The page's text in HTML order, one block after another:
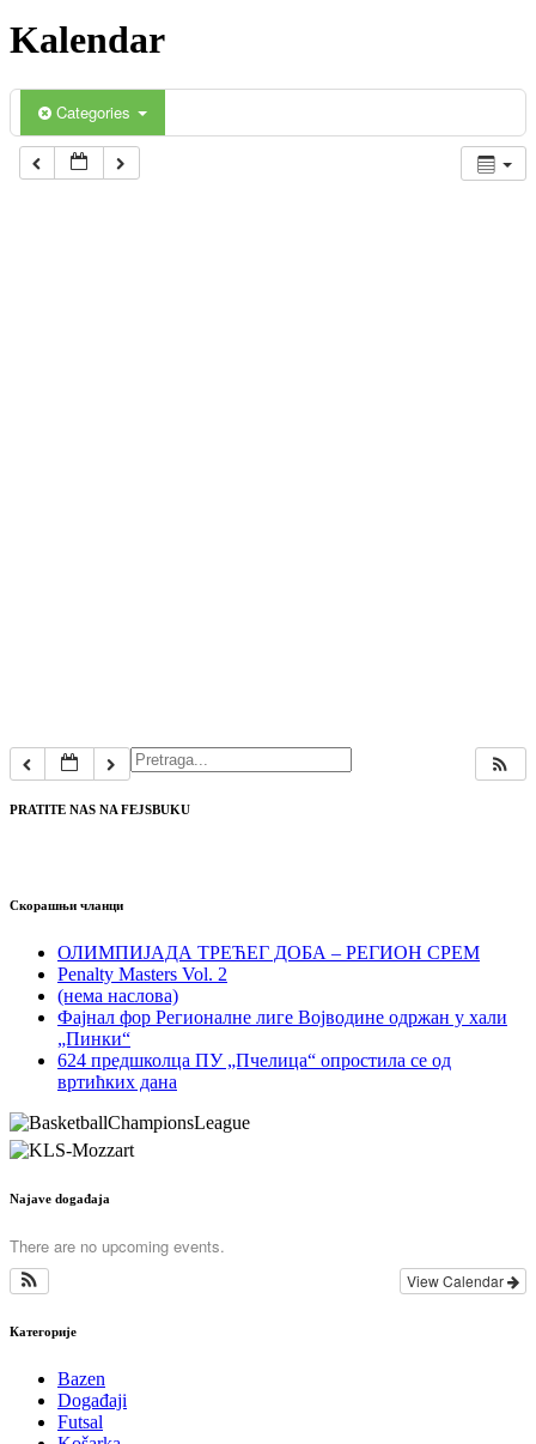
Kalendar
Categories
PRATITE NAS NA FEJSBUKU
Скорашњи чланци
ОЛИМПИЈАДА ТРЕЋЕГ ДОБА – РЕГИОН СРЕМ
Penalty Masters Vol. 2
(нема наслова)
Фајнал фор Регионалне лиге Војводине одржан у хали
„Пинки“
624 предшколца ПУ „Пчелица“ опростила се од
вртићких дана
Najave događaja
There are no upcoming events.
View Calendar
Категорије
Bazen
Događaji
Futsal